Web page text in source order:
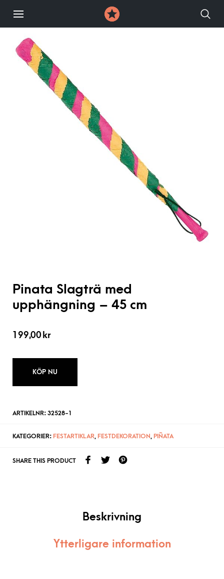
Pinata Slagträ med
upphängning – 45 cm
199,00 kr
KÖP NU
ARTIKELNR: 32528-1
KATEGORIER: FESTARTIKLAR, FESTDEKORATION, PIÑATA
SHARE THIS PRODUCT
Beskrivning
Ytterligare information